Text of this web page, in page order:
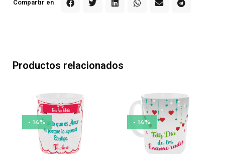
Compartir en
Productos relacionados
- 14% - 14%